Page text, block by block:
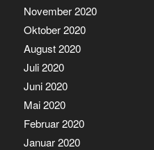
November 2020
Oktober 2020
August 2020
Juli 2020
Juni 2020
Mai 2020
Februar 2020
Januar 2020